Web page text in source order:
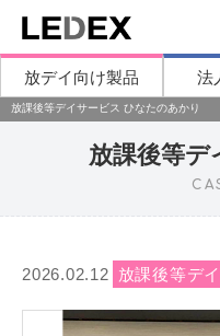
放デイ向け製品 法
放課後等デイサービス ひなたのあかり
放課後等デ
2026.02.12 放課後等デ